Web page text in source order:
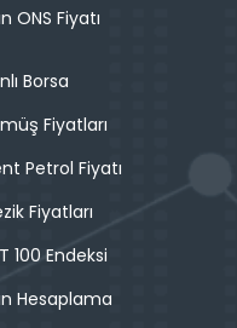
ONS Fiyatı
Borsa
Fiyatları
Petrol Fiyatı
Fiyatları
100 Endeksi
Hesaplama